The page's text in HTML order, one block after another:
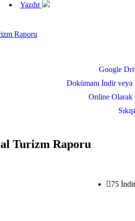
Yazdır
Raporu
Google
Dokümanı İndir veya
Online Olarak
Turizm Raporu
75